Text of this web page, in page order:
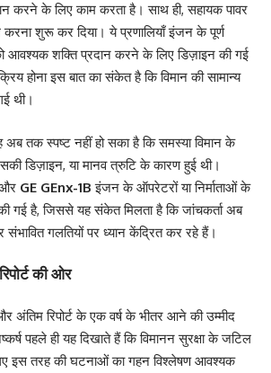
करने के लिए काम करता है। साथ ही, सहायक पावर
शुरू कर दिया। ये प्रणालियाँ इंजन के पूर्ण
आवश्यक शक्ति प्रदान करने के लिए डिज़ाइन की गई
होना इस बात का संकेत है कि विमान की सामान्य
थी।
तक स्पष्ट नहीं हो सका है कि समस्या विमान के
डिज़ाइन, या मानव त्रुटि के कारण हुई थी।
GE GEnx-1B इंजन के ऑपरेटरों या निर्माताओं के
गई है, जिससे यह संकेत मिलता है कि जांचकर्ता अब
गलतियों पर ध्यान केंद्रित कर रहे हैं।
की ओर
अंतिम रिपोर्ट के एक वर्ष के भीतर आने की उम्मीद
पहले ही यह दिखाते हैं कि विमानन सुरक्षा के जटिल
इस तरह की घटनाओं का गहन विश्लेषण आवश्यक